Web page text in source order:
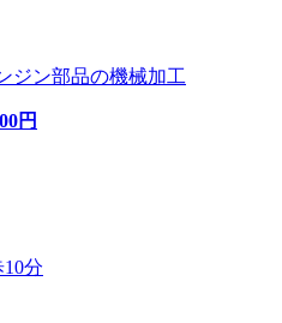
ジン部品の機械加工
円
分